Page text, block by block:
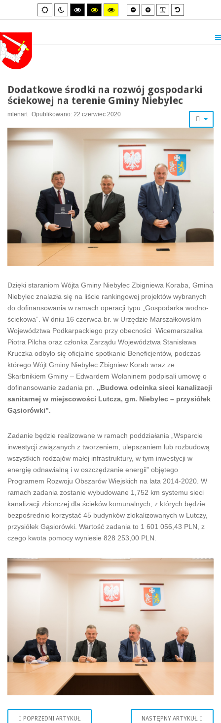
Default
mode
Night
mode
High
contrast
High
contrast
High
contrast
Smaller
font
Larger
font
Default
font
Dodatkowe środki na rozwój gospodarki
ściekowej na terenie Gminy Niebylec
mlenart Opublikowano: 22 czerwiec 2020
Dzięki staraniom Wójta Gminy Niebylec Zbigniewa Koraba, Gmina
Niebylec znalazła się na liście rankingowej projektów wybranych
do dofinansowania w ramach operacji typu „Gospodarka wodno-
ściekowa”. W dniu 16 czerwca br. w Urzędzie Marszałkowskim
Województwa Podkarpackiego przy obecności Wicemarszałka
Piotra Pilcha oraz członka Zarządu Województwa Stanisława
Kruczka odbyło się oficjalne spotkanie Beneficjentów, podczas
którego Wójt Gminy Niebylec Zbigniew Korab wraz ze
Skarbnikiem Gminy – Edwardem Wolaninem podpisali umowę o
dofinansowanie zadania pn. „Budowa odcinka sieci kanalizacji
sanitarnej w miejscowości Lutcza, gm. Niebylec – przysiółek
Gąsiorówki”.
Zadanie będzie realizowane w ramach poddziałania „Wsparcie
inwestycji związanych z tworzeniem, ulepszaniem lub rozbudową
wszystkich rodzajów małej infrastruktury, w tym inwestycji w
energię odnawialną i w oszczędzanie energii” objętego
Programem Rozwoju Obszarów Wiejskich na lata 2014-2020. W
ramach zadania zostanie wybudowane 1,752 km systemu sieci
kanalizacji zbiorczej dla ścieków komunalnych, z których będzie
bezpośrednio korzystać 45 budynków zlokalizowanych w Lutczy,
przysiółek Gąsiorówki. Wartość zadania to 1 601 056,43 PLN, z
czego kwota pomocy wyniesie 828 253,00 PLN.
POPRZEDNI ARTYKUŁ NASTĘPNY ARTYKUŁ